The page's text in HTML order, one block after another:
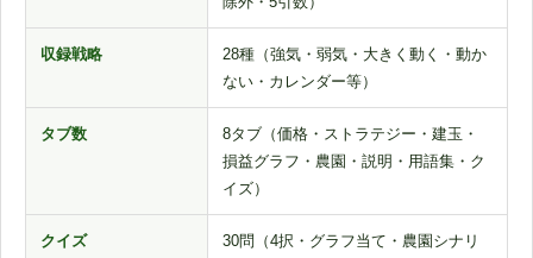
収録戦略
28種（強気・弱気・大きく動く・動か
ない・カレンダー等）
タブ数
8タブ（価格・ストラテジー・建玉・
損益グラフ・農園・説明・用語集・ク
イズ）
クイズ
30問（4択・グラフ当て・農園シナリ